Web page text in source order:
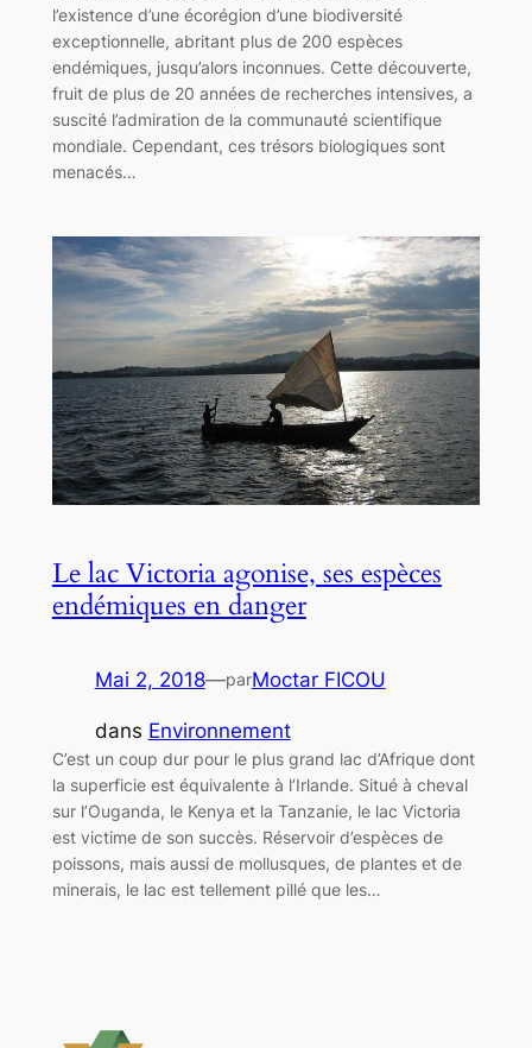
l’existence d’une écorégion d’une biodiversité
exceptionnelle, abritant plus de 200 espèces
endémiques, jusqu’alors inconnues. Cette découverte,
fruit de plus de 20 années de recherches intensives, a
suscité l’admiration de la communauté scientifique
mondiale. Cependant, ces trésors biologiques sont
menacés…
Le lac Victoria agonise, ses espèces
endémiques en danger
Mai 2, 2018—parMoctar FICOU
dans Environnement
C’est un coup dur pour le plus grand lac d’Afrique dont
la superficie est équivalente à l’Irlande. Situé à cheval
sur l’Ouganda, le Kenya et la Tanzanie, le lac Victoria
est victime de son succès. Réservoir d’espèces de
poissons, mais aussi de mollusques, de plantes et de
minerais, le lac est tellement pillé que les…